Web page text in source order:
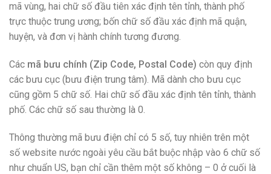
mã vùng, hai chữ số đầu tiên xác định tên tỉnh, thành phố
trực thuộc trung ương; bốn chữ số đầu xác định mã quận,
huyện, và đơn vị hành chính tương đương.
Các mã bưu chính (Zip Code, Postal Code) còn quy định
các bưu cục (bưu điện trung tâm). Mã dành cho bưu cục
cũng gồm 5 chữ số. Hai chữ số đầu xác định tên tỉnh, thành
phố. Các chữ số sau thường là 0.
Thông thường mã bưu điện chỉ có 5 số, tuy nhiên trên một
số website nước ngoài yêu cầu bắt buộc nhập vào 6 chữ số
như chuẩn US, bạn chỉ cần thêm một số không – 0 ở cuối là